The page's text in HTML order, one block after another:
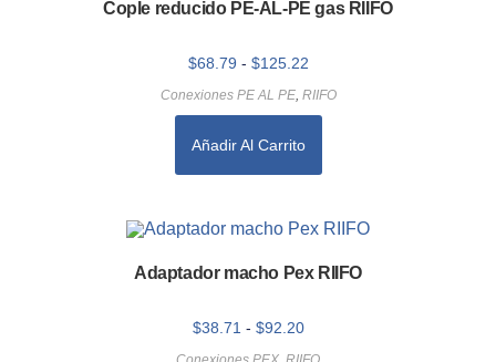
Cople reducido PE-AL-PE gas RIIFO
$68.79 - $125.22
Conexiones PE AL PE, RIIFO
Añadir Al Carrito
Adaptador macho Pex RIIFO
$38.71 - $92.20